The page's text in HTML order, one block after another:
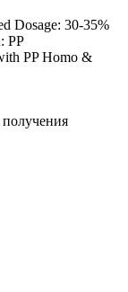
Dosage: 30-35%
PP
PP Homo &